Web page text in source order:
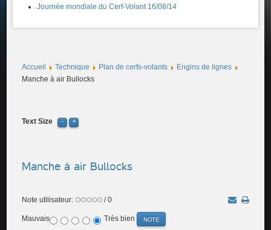
Journée mondiale du Cerf-Volant 16/08/14
Accueil Technique Plan de cerfs-volants
Engins de lignes
Manche à air Bullocks
Text Size
Manche à air Bullocks
Note utilisateur: / 0
Mauvais Très bien